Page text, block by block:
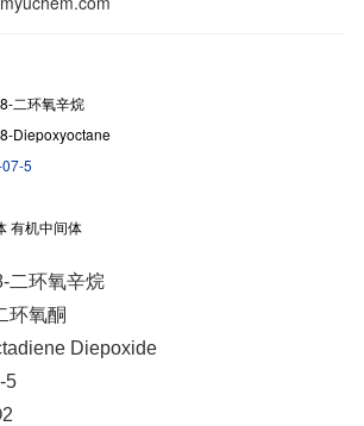
二环氧辛烷
Diepoxyoctane
5
有机中间体
二环氧辛烷
氧酮
Diepoxide
5